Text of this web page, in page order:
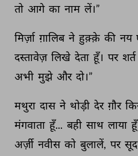
तो आगे का नाम लें।”
मिर्ज़ा ग़ालिब ने हुक़्क़े की नय
दस्तावेज़ लिखे देता हूँ। पर शर्त
अभी मुझे और दो।”
मथुरा दास ने थोड़ी देर ग़ौर
मंगवाता हूँ... बही साथ लाया
अर्ज़ी नवीस को बुलालें, पर सूद